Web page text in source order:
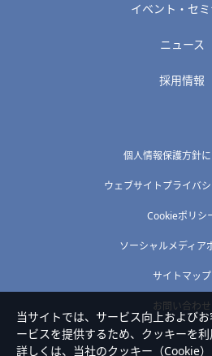
イベント・セ
ニュース
採用情報
個人情報保護方針
ウェブサイトプライバ
Cookieポリシ
ソーシャルメディア
サイトマップ
お問い合わせ
当サイトでは、サービス向上および
ービスを提供するため、クッキーを利
詳しくは、当社のクッキー（Cookie